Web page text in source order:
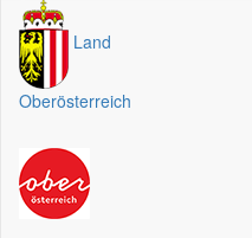
Land
Oberösterreich